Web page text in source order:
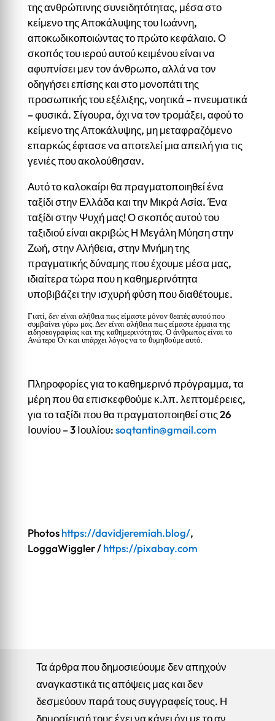
της ανθρώπινης συνειδητότητας, μέσα στο
κείμενο της Αποκάλυψης του Ιωάννη,
αποκωδικοποιώντας το πρώτο κεφάλαιο. Ο
σκοπός του ιερού αυτού κειμένου είναι να
αφυπνίσει μεν τον άνθρωπο, αλλά να τον
οδηγήσει επίσης και στο μονοπάτι της
προσωπικής του εξέλιξης, νοητικά – πνευματικά
– φυσικά. Σίγουρα, όχι να τον τρομάξει, αφού το
κείμενο της Αποκάλυψης, μη μεταφραζόμενο
επαρκώς έφτασε να αποτελεί μια απειλή για τις
γενιές που ακολούθησαν.
Αυτό το καλοκαίρι θα πραγματοποιηθεί ένα
ταξίδι στην Ελλάδα και την Μικρά Ασία. Ένα
ταξίδι στην Ψυχή μας! Ο σκοπός αυτού του
ταξιδιού είναι ακριβώς Η Μεγάλη Μύηση στην
Ζωή, στην Αλήθεια, στην Μνήμη της
πραγματικής δύναμης που έχουμε μέσα μας,
ιδιαίτερα τώρα που η καθημερινότητα
υποβιβάζει την ισχυρή φύση που διαθέτουμε.
Γιατί, δεν είναι αλήθεια πως είμαστε μόνον θεατές αυτού που
συμβαίνει γύρω μας. Δεν είναι αλήθεια πως είμαστε έρμαια της
ειδησεογραφίας και της καθημερινότητας. Ο άνθρωπος είναι το
Ανώτερο Όν και υπάρχει λόγος να το θυμηθούμε αυτό.
Πληροφορίες για το καθημερινό πρόγραμμα, τα
μέρη που θα επισκεφθούμε κ.λπ. λεπτομέρειες,
για το ταξίδι που θα πραγματοποιηθεί στις 26
Ιουνίου – 3 Ιουλίου:soqtantin@gmail.com
Photoshttps://davidjeremiah.blog/,
LoggaWiggler /https://pixabay.com
Τα άρθρα που δημοσιεύουμε δεν απηχούν
αναγκαστικά τις απόψεις μας και δεν
δεσμεύουν παρά τους συγγραφείς τους. Η
δημοσίευσή τους έχει να κάνει όχι με το αν